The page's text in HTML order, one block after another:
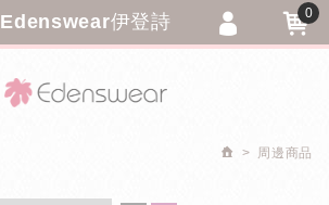
周邊商品
Edenswear伊登詩 0
會員註冊